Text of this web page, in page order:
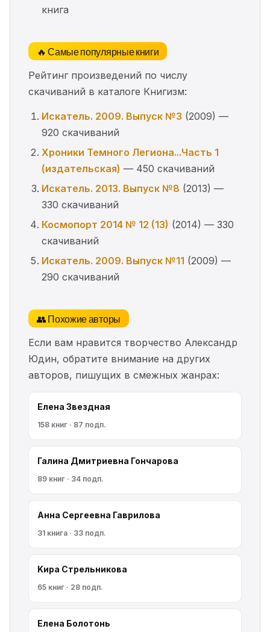
книга
🔥 Самые популярные книги
Рейтинг произведений по числу
скачиваний в каталоге Книгизм:
Искатель. 2009. Выпуск №3 (2009) —
920 скачиваний
Хроники Темного Легиона...Часть 1
(издательская) — 450 скачиваний
Искатель. 2013. Выпуск №8 (2013) —
330 скачиваний
Космопорт 2014 № 12 (13) (2014) — 330
скачиваний
Искатель. 2009. Выпуск №11 (2009) —
290 скачиваний
👥 Похожие авторы
Если вам нравится творчество Александр
Юдин, обратите внимание на других
авторов, пишущих в смежных жанрах:
Елена Звездная
158 книг · 87 подп.
Галина Дмитриевна Гончарова
89 книг · 34 подп.
Анна Сергеевна Гаврилова
31 книга · 33 подп.
Kирa Cтрeльникoва
65 книг · 28 подп.
Елена Болотонь